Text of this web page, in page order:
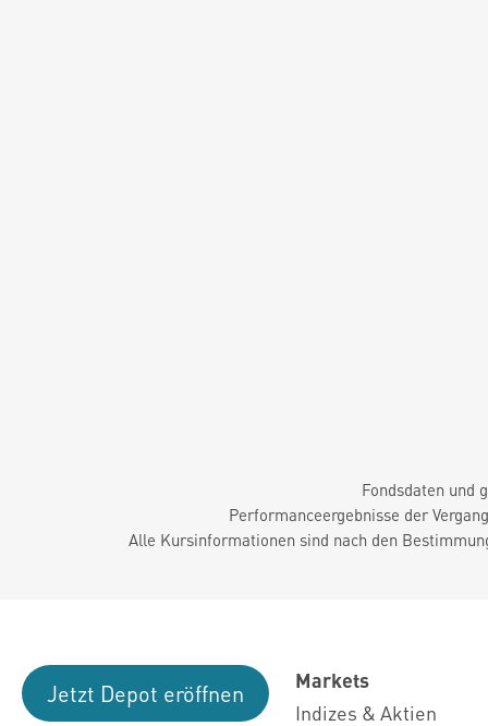
Fondsdaten und
Performanceergebnisse der
Alle Kursinformationen sind nach den
Jetzt Depot eröffnen
Markets
Indizes & Aktien